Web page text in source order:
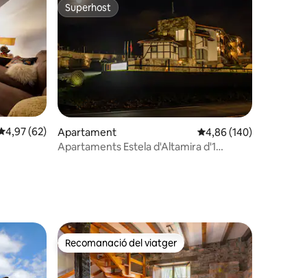
de puntuació mitjana d'un total de 5; 62 avaluacions
4,97 (62)
Superhost
Superhost
Apartament 4,86 de puntuació
4,86 (140)
Apartaments Estela d'Altamira d'1
Recomanació del viatger
Recomanació del viatger